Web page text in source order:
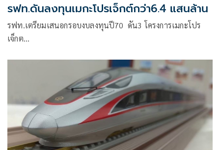
รฟท.ดันลงทุนเมกะโปรเจ็กต์กว่า6.4 แสนล้าน
รฟท.เตรียมเสนอกรอบงบลงทุนปี70 ดัน3 โครงการเมกะโปร
เจ็กต…